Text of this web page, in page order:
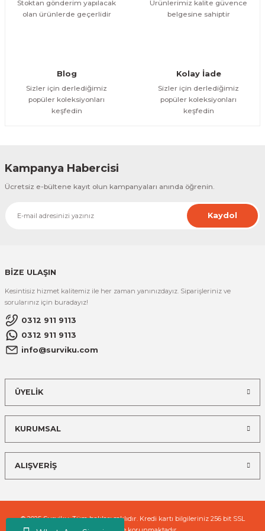
Stoktan gönderim yapılacak
olan ürünlerde geçerlidir
Ürünlerimiz kalite güvence
belgesine sahiptir
Blog
Sizler için derlediğimiz
popüler koleksiyonları
keşfedin
Kolay İade
Sizler için derlediğimiz
popüler koleksiyonları
keşfedin
Kampanya Habercisi
Ücretsiz e-bültene kayıt olun kampanyaları anında öğrenin.
Kaydol
BİZE ULAŞIN
Kesintisiz hizmet kalitemiz ile her zaman yanınızdayız. Siparişleriniz ve
sorularınız için buradayız!
0312 911 9113
0312 911 9113
info@surviku.com
ÜYELİK
KURUMSAL
ALIŞVERİŞ
© 2025 Surviku. Tüm hakları saklıdır. Kredi kartı bilgileriniz 256 bit SSL